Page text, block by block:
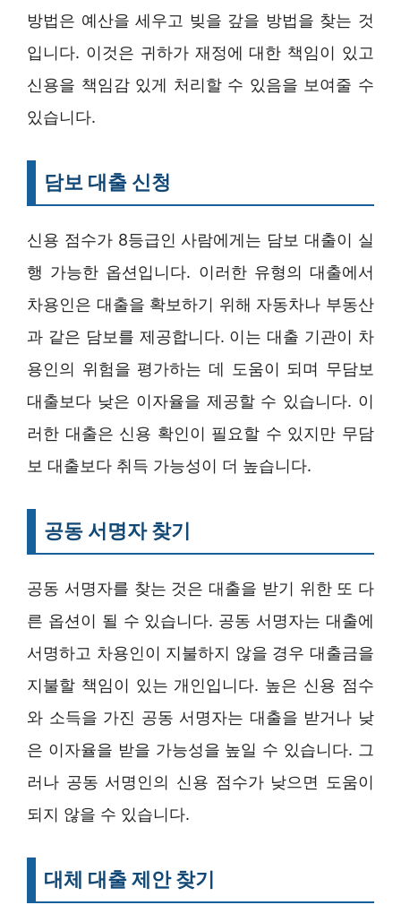
방법은 예산을 세우고 빚을 갚을 방법을 찾는 것
입니다. 이것은 귀하가 재정에 대한 책임이 있고
신용을 책임감 있게 처리할 수 있음을 보여줄 수
있습니다.
담보 대출 신청
신용 점수가 8등급인 사람에게는 담보 대출이 실
행 가능한 옵션입니다. 이러한 유형의 대출에서
차용인은 대출을 확보하기 위해 자동차나 부동산
과 같은 담보를 제공합니다. 이는 대출 기관이 차
용인의 위험을 평가하는 데 도움이 되며 무담보
대출보다 낮은 이자율을 제공할 수 있습니다. 이
러한 대출은 신용 확인이 필요할 수 있지만 무담
보 대출보다 취득 가능성이 더 높습니다.
공동 서명자 찾기
공동 서명자를 찾는 것은 대출을 받기 위한 또 다
른 옵션이 될 수 있습니다. 공동 서명자는 대출에
서명하고 차용인이 지불하지 않을 경우 대출금을
지불할 책임이 있는 개인입니다. 높은 신용 점수
와 소득을 가진 공동 서명자는 대출을 받거나 낮
은 이자율을 받을 가능성을 높일 수 있습니다. 그
러나 공동 서명인의 신용 점수가 낮으면 도움이
되지 않을 수 있습니다.
대체 대출 제안 찾기